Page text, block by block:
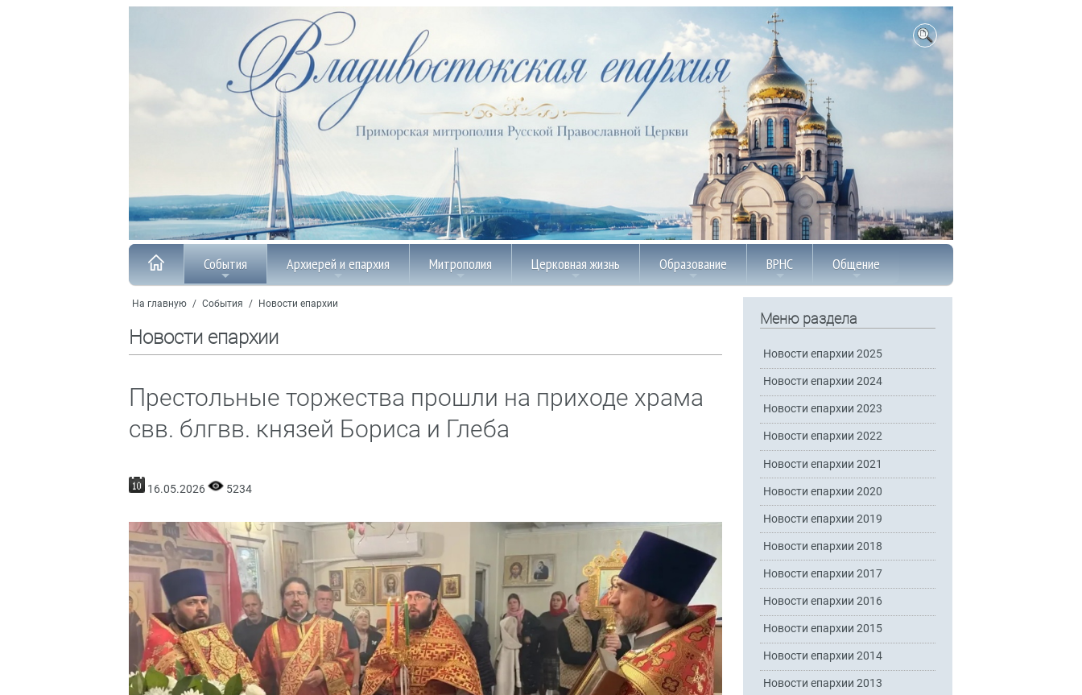
События Архиерей и епархия Митрополия Церковная жизнь Образование ВРНС Общение
На главную / События / Новости епархии
Новости епархии
Престольные торжества прошли на приходе храма
свв. блгвв. князей Бориса и Глеба
16.05.2026 5234
Меню раздела
Новости епархии 2025
Новости епархии 2024
Новости епархии 2023
Новости епархии 2022
Новости епархии 2021
Новости епархии 2020
Новости епархии 2019
Новости епархии 2018
Новости епархии 2017
Новости епархии 2016
Новости епархии 2015
Новости епархии 2014
Новости епархии 2013